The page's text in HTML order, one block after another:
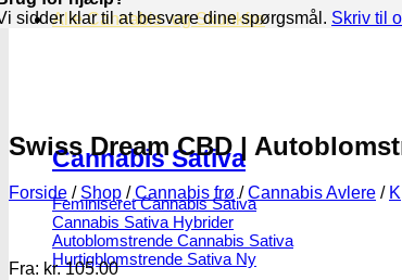
Alle Cannabis -og Skunkfrø
Cannabis Sativa
Feminiseret Cannabis Sativa
Cannabis Sativa Hybrider
Autoblomstrende Cannabis Sativa
Hurtigblomstrende Sativa
sidder klar til at besvare dine spørgsmål. Skriv til
Swiss Dream CBD |
Forside / Shop / Cannabis frø / Cannabis Avlere / K
Fra: kr.105.00